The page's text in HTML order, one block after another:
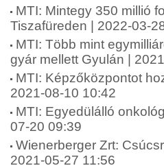
MTI: Mintegy 350 millió
Tiszafüreden | 2022-03-
MTI: Több mint
gyár mellett Gyulán |
MTI: Képzőközpontot
2021-08-10 10:42
MTI: Egyedülálló
07-20 09:39
Wienerberger Zrt:
2021-05-27 11:56